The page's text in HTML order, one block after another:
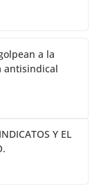
a la
antisindical
Y EL